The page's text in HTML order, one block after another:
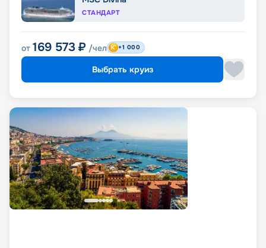
СТАНДАРТ
от 169 573 ₽ /чел +1 000
Выбрать круиз